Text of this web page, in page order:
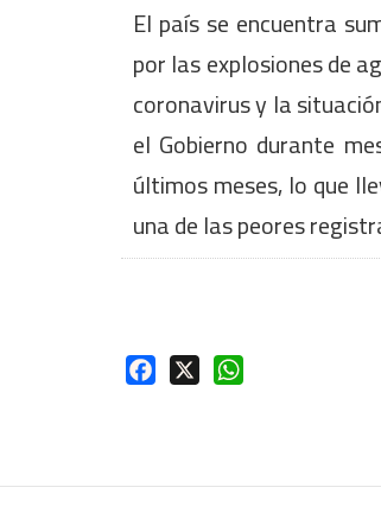
El país se encuentra
por las explosiones de
coronavirus y la
el Gobierno durante
últimos meses, lo que
una de las peores
Facebook